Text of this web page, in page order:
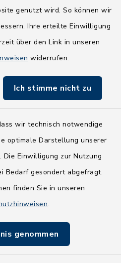
genutzt wird. So können wir
Ihre erteilte Einwilligung
über den Link in unseren
widerrufen.
Ich stimme nicht zu
wir technisch notwendige
optimale Darstellung unserer
Die Einwilligung zur Nutzung
Bedarf gesondert abgefragt.
finden Sie in unseren
.
genommen
2026